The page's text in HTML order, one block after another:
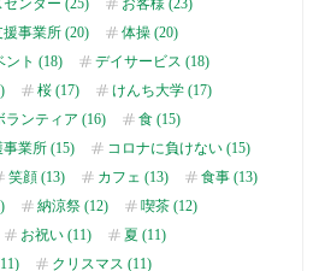
ンター (25)
お客様 (23)
事業所 (20)
体操 (20)
ント (18)
デイサービス (18)
桜 (17)
けんち大学 (17)
ランティア (16)
食 (15)
業所 (15)
コロナに負けない (15)
笑顔 (13) カフェ (13)
食事 (13)
納涼祭 (12)
喫茶 (12)
お祝い (11)
夏 (11)
クリスマス (11)